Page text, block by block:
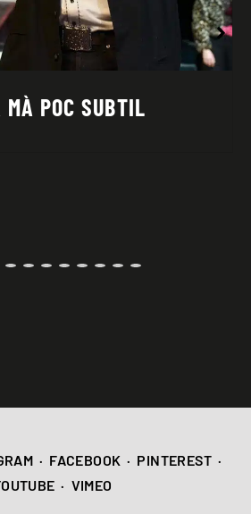
UNA FREDOR QUE
· FACEBOOK · PINTEREST ·
· VIMEO